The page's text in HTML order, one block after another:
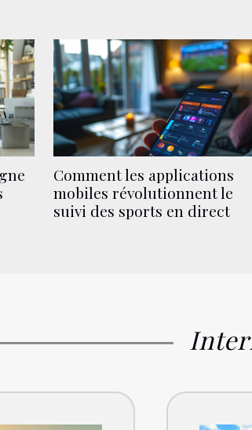
Comment les applications
mobiles révolutionnent le
suivi des sports en direct